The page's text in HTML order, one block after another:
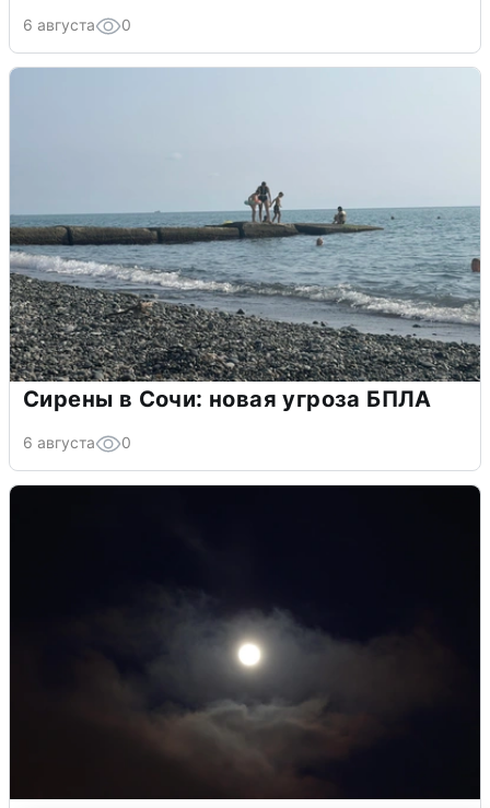
6 августа 0
Сирены в Сочи: новая угроза БПЛА
6 августа 0